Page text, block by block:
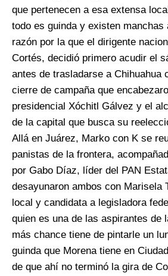
que pertenecen a esa extensa
todo es guinda y existen
razón por la que el dirigente
Cortés, decidió primero acudir el
antes de trasladarse a Chihuahua
cierre de campaña que
presidencial Xóchitl Gálvez y el
de la capital que busca su
Allá en Juárez, Marko con K se
panistas de la frontera,
por Gabo Díaz, líder del PAN
desayunaron ambos con Marisela
local y candidata a legisladora
quien es una de las aspirantes de
más chance tiene de pintarle un
guinda que Morena tiene en
de que ahí no terminó la gira de